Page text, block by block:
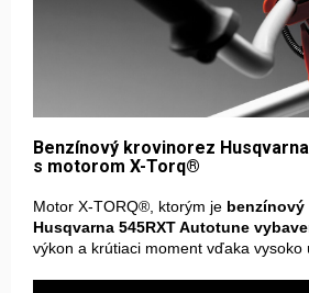
Benzínový krovinorez
s motorom X-Torq®
Motor X-TORQ®, ktorým je benzínový
Husqvarna 545RXT Autotune
výkon a krútiaci moment vďaka vysoko